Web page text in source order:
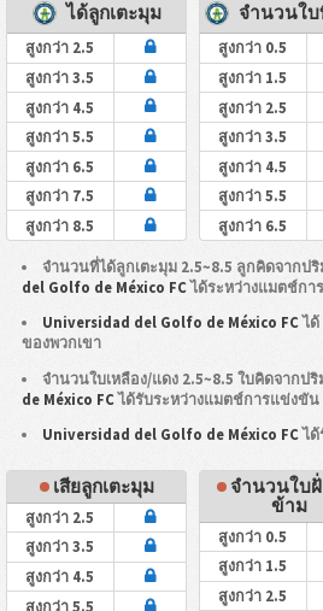
ได้ลูกเตะมุม
สูงกว่า 2.5
สูงกว่า 3.5
สูงกว่า 4.5
สูงกว่า 5.5
สูงกว่า 6.5
สูงกว่า 7.5
สูงกว่า 8.5
จำนวนใบ
สูงกว่า 0.5
สูงกว่า 1.5
สูงกว่า 2.5
สูงกว่า 3.5
สูงกว่า 4.5
สูงกว่า 5.5
สูงกว่า 6.5
จำนวนที่ได้ลูกเตะมุม 2.5~8.5 ลูกคิดจากป
del Golfo de México FCได้ระหว่างแมตช์กา
Universidad del Golfo de México FCได้
ของพวกเขา
จำนวนใบเหลือง/แดง 2.5~8.5 ใบคิดจากป
de México FCได้รับระหว่างแมตช์การแข่งขัน
Universidad del Golfo de México FCได้
เสียลูกเตะมุม
สูงกว่า 2.5
สูงกว่า 3.5
สูงกว่า 4.5
สูงกว่า 5.5
จำนวนใบฝั่
ข้าม
สูงกว่า 0.5
สูงกว่า 1.5
สูงกว่า 2.5